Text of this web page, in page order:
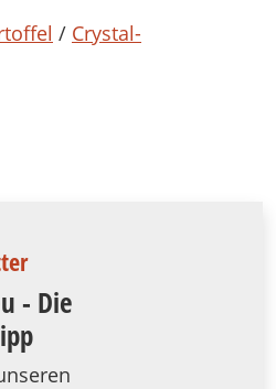
/ Crystal-
- Die